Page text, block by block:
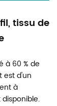
tissu de
à 60 % de
est d'un
à